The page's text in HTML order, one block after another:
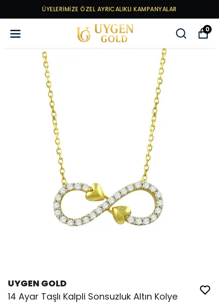
ÜYELERİMİZE ÖZEL AYRICALIKLI KAMPANYALAR
0
UYGEN GOLD
14 Ayar Taşlı Kalpli Sonsuzluk Altın Kolye